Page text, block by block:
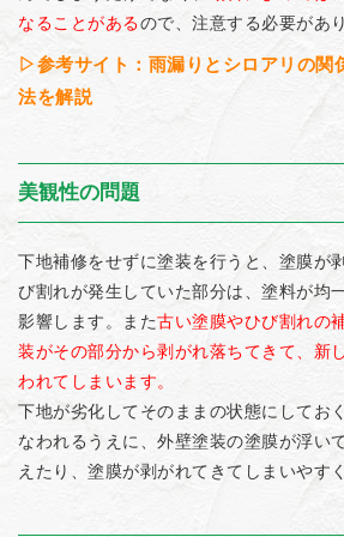
なることがあるので、注意する必要があ
▷参考サイト：雨漏りとシロアリの関
法を解説
美観性の問題
下地補修をせずに塗装を行うと、塗膜が
び割れが発生していた部分は、塗料が均
影響します。また古い塗膜やひび割れの
装がその部分から剥がれ落ちてきて、新
われてしまいます。
下地が劣化してそのままの状態にしてお
なわれるうえに、外壁塗装の塗膜が浮い
えたり、塗膜が剥がれてきてしまいやす